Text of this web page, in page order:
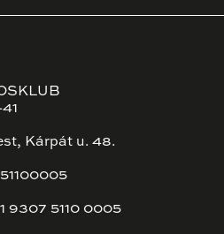
Kárpát u. 48.
9307 5110 0005